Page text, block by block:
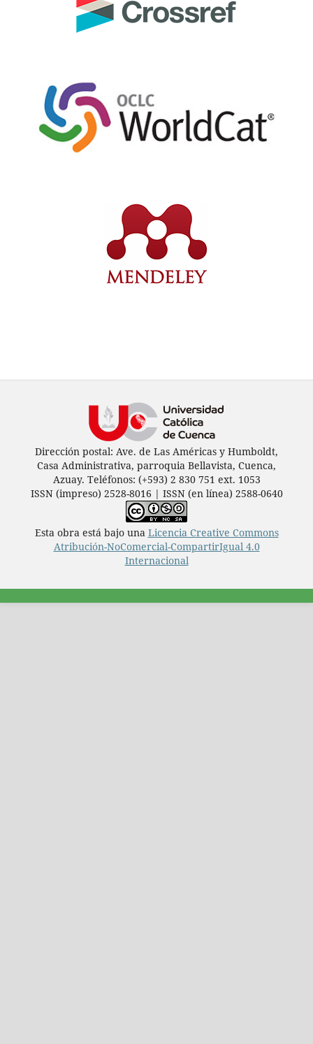
Dirección postal: Ave. de Las Américas y Humboldt,
Casa Administrativa, parroquia Bellavista, Cuenca,
Azuay. Teléfonos: (+593) 2 830 751 ext. 1053
ISSN (impreso) 2528-8016 | ISSN (en línea) 2588-0640
Esta obra está bajo una Licencia Creative Commons
Atribución-NoComercial-CompartirIgual 4.0
Internacional